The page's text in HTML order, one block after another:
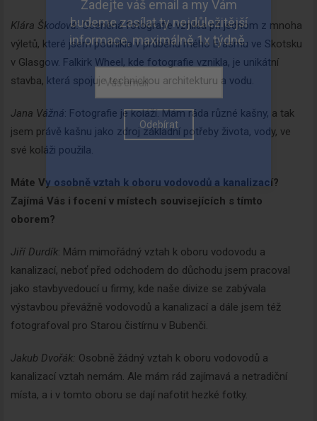
Klára Škodová:Oceněná fotografie vznikla při jednom z mnoha
výletů, které jsem podnikla v průběhu mého Erasmu ve Skotsku
v Glasgow. Falkirk Wheel, kde fotografie vznikla, je unikátní
stavba, která spojuje technickou architekturu a vodu.
Jana Vážná: Fotografie je koláží. Mám ráda různé kašny, a tak
jsem právě kašnu jako zdroj základní potřeby života, vody, ve
své koláži použila.
Máte Vy osobně vztah k oboru vodovodů a kanalizací?
Zajímá Vás i focení v místech souvisejících s tímto
oborem?
Jiří Durdík: Mám mimořádný vztah k oboru vodovodu a
kanalizací, neboť před odchodem do důchodu jsem pracoval
jako stavbyvedoucí u firmy, kde naše divize se zabývala
výstavbou převážně vodovodů a kanalizací a dále jsem též
fotografoval pro Starou čistírnu v Bubenči.
Jakub Dvořák: Osobně žádný vztah k oboru vodovodů a
kanalizací vztah nemám. Ale mám rád zajímavá a netradiční
místa, a i v tomto oboru se dají nafotit hezké fotky.